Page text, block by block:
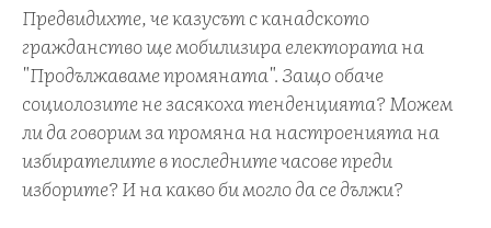
Предвидихте, че казусът с канадското
гражданство ще мобилизира електората на
"Продължаваме промяната". Защо обаче
социолозите не засякоха тенденцията? Можем
ли да говорим за промяна на настроенията на
избирателите в последните часове преди
изборите? И на какво би могло да се дължи?